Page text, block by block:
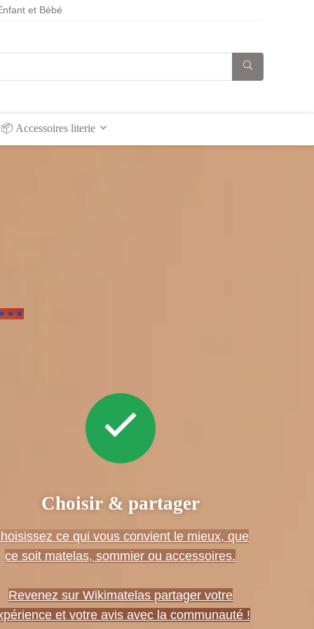
et Bébé
📦 Accessoires literie
…
Choisir & partager
ce qui vous convient le mieux, que
ce soit matelas, sommier ou accessoires.
Revenez sur Wikimatelas partager votre
et votre avis avec la communauté !